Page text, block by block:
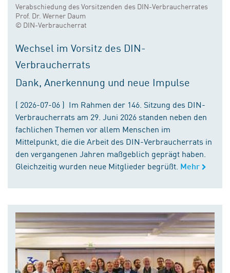
Verabschiedung des Vorsitzenden des DIN-Verbraucherrates
Prof. Dr. Werner Daum
© DIN-Verbraucherrat
Wechsel im Vorsitz des DIN-
Verbraucherrats
Dank, Anerkennung und neue Impulse
( 2026-07-06 ) Im Rahmen der 146. Sitzung des DIN-
Verbraucherrats am 29. Juni 2026 standen neben den
fachlichen Themen vor allem Menschen im
Mittelpunkt, die die Arbeit des DIN-Verbraucherrats in
den vergangenen Jahren maßgeblich geprägt haben.
Gleichzeitig wurden neue Mitglieder begrüßt. Mehr